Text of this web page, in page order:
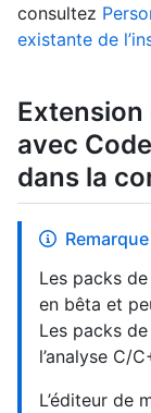
consultez
existante de
avec
dans la
Remarque
Les packs
en bêta et
Les packs
l’analyse C/
L’éditeur de